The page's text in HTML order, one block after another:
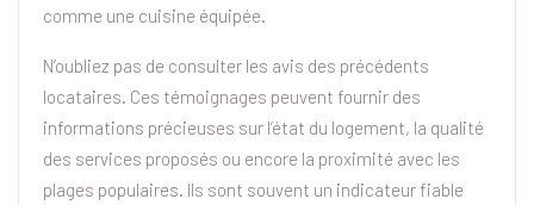
comme une cuisine équipée.
N’oubliez pas de consulter les avis des précédents
locataires. Ces témoignages peuvent fournir des
informations précieuses sur l’état du logement, la qualité
des services proposés ou encore la proximité avec les
plages populaires. Ils sont souvent un indicateur fiable